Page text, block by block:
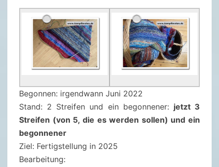
Begonnen: irgendwann Juni 2022
Stand: 2 Streifen und ein begonnener: jetzt 3
Streifen (von 5, die es werden sollen) und ein
begonnener
Ziel: Fertigstellung in 2025
Bearbeitung: